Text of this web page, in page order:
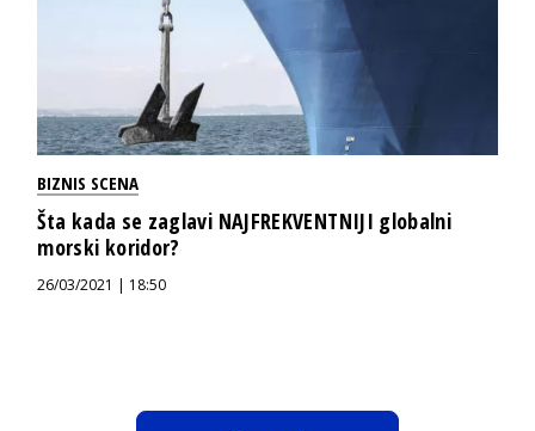
BIZNIS SCENA
Šta kada se zaglavi NAJFREKVENTNIJI globalni
morski koridor?
26/03/2021 | 18:50